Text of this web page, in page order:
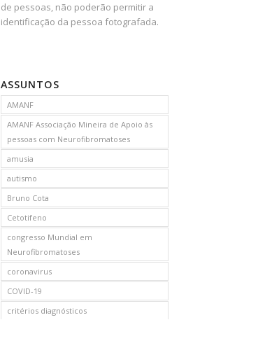
de pessoas, não poderão permitir a
identificação da pessoa fotografada.
ASSUNTOS
AMANF
AMANF Associação Mineira de Apoio às
pessoas com Neurofibromatoses
amusia
autismo
Bruno Cota
Cetotifeno
congresso Mundial em
Neurofibromatoses
coronavirus
COVID-19
critérios diagnósticos